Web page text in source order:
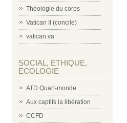
Théologie du corps
Vatican II (concile)
vatican.va
SOCIAL, ETHIQUE,
ECOLOGIE
ATD Quart-monde
Aux captifs la libération
CCFD